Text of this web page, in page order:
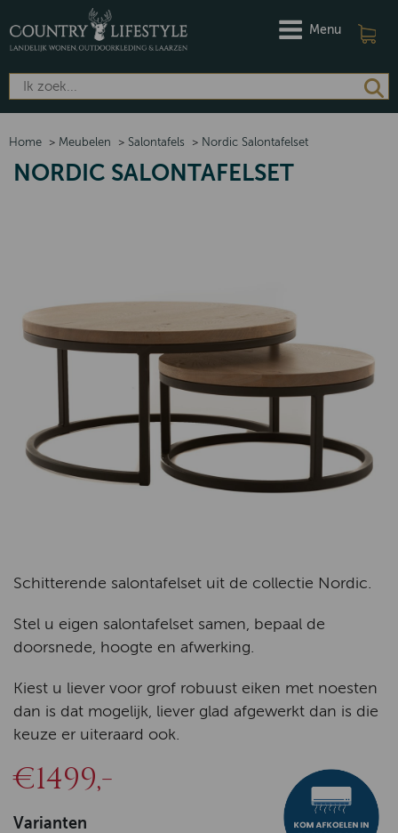
Menu
Home > Meubelen > Salontafels > Nordic Salontafelset
NORDIC SALONTAFELSET
Schitterende salontafelset uit de collectie Nordic.
Stel u eigen salontafelset samen, bepaal de
doorsnede, hoogte en afwerking.
Kiest u liever voor grof robuust eiken met noesten
dan is dat mogelijk, liever glad afgewerkt dan is die
keuze er uiteraard ook.
€1499,-
Varianten